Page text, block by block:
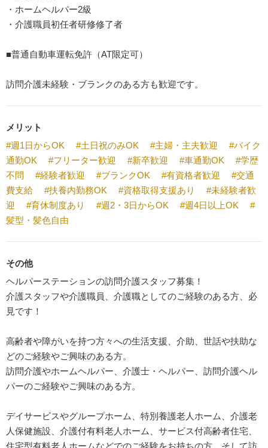
・ホームヘルパー2級
・介護職員初任者研修修了者
■普通自動車運転免許（AT限定可）
訪問介護未経験・ブランクのある方も歓迎です。
メリット
#週1日からOK
#土日祝のみOK #主婦・主夫歓迎
#バイク
通勤OK
#フリーター歓迎 #新卒歓迎 #車通勤OK
#学歴
不問
#経験者歓迎 #ブランクOK #有資格者歓迎
#交通
費支給
#扶養内勤務OK #資格取得支援あり
#未経験者歓
迎
#育休制度あり #週2・3日からOK #週4日以上OK
#
髪型・髪色自由
その他
ヘルパーステーションの訪問介護スタッフ募集！
介護スタッフや介護職員、介護職としてのご経験のある方、必
見です！
高齢者や障がいを持つ方々への生活支援、介助、世話や扶助な
どのご経験やご興味のある方。
訪問介護やホームヘルパー、介護士・ヘルパー、訪問介護ヘル
パーのご経験やご興味のある方。
デイサービスやグループホーム、特別養護老人ホーム、介護老
人保健施設、介護付有料老人ホーム、サービス付高齢者住宅、
住宅型有料老人ホームなどでのご経験をお持ちの方、そして訪